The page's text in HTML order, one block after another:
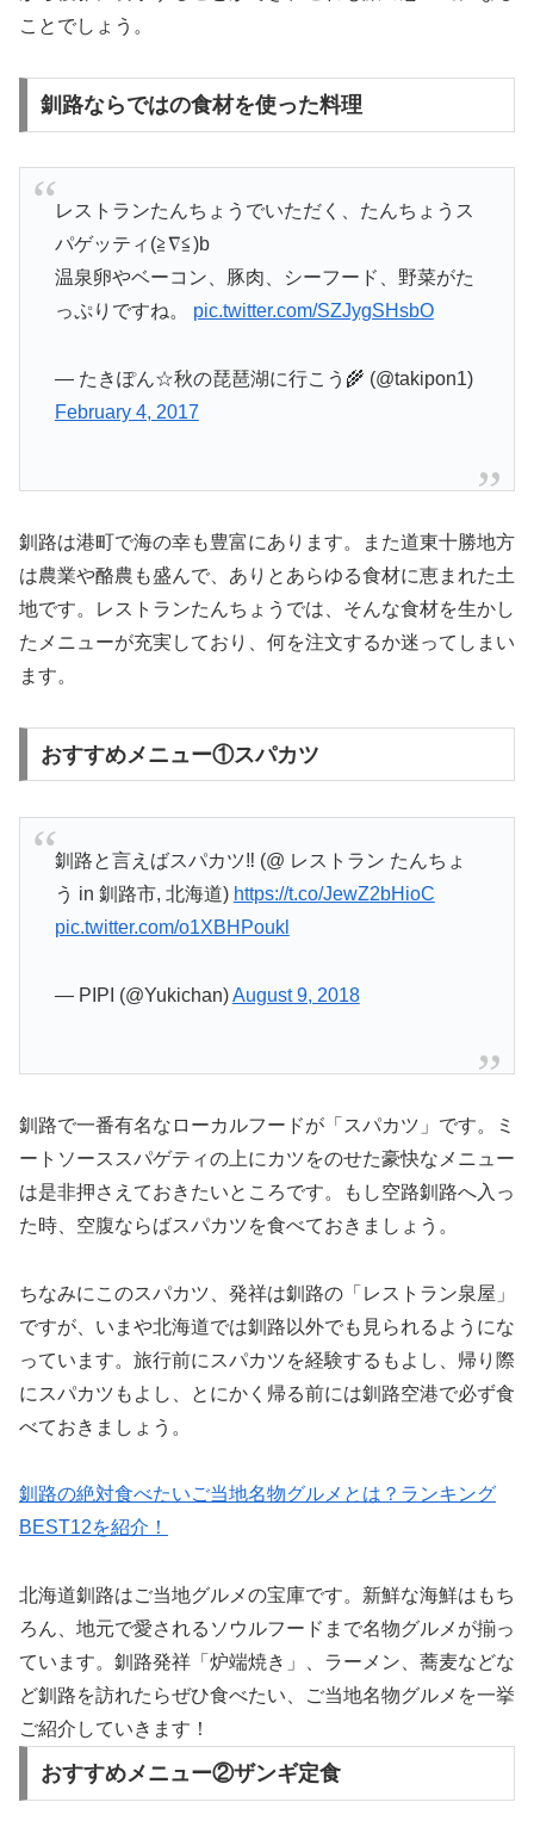
ことでしょう。
釧路ならではの食材を使った料理
レストランたんちょうでいただく、たんちょうス
パゲッティ(≧∇≦)b
温泉卵やベーコン、豚肉、シーフード、野菜がた
っぷりですね。 pic.twitter.com/SZJygSHsbO
— たきぽん☆秋の琵琶湖に行こう🌾 (@takipon1)
February 4, 2017
釧路は港町で海の幸も豊富にあります。また道東十勝地方
は農業や酪農も盛んで、ありとあらゆる食材に恵まれた土
地です。レストランたんちょうでは、そんな食材を生かし
たメニューが充実しており、何を注文するか迷ってしまい
ます。
おすすめメニュー①スパカツ
釧路と言えばスパカツ‼︎ (@ レストラン たんちょ
う in 釧路市, 北海道) https://t.co/JewZ2bHioC
pic.twitter.com/o1XBHPoukl
— PIPI (@Yukichan)August 9, 2018
釧路で一番有名なローカルフードが「スパカツ」です。ミ
ートソーススパゲティの上にカツをのせた豪快なメニュー
は是非押さえておきたいところです。もし空路釧路へ入っ
た時、空腹ならばスパカツを食べておきましょう。
ちなみにこのスパカツ、発祥は釧路の「レストラン泉屋」
ですが、いまや北海道では釧路以外でも見られるようにな
っています。旅行前にスパカツを経験するもよし、帰り際
にスパカツもよし、とにかく帰る前には釧路空港で必ず食
べておきましょう。
釧路の絶対食べたいご当地名物グルメとは？ランキング
BEST12を紹介！
北海道釧路はご当地グルメの宝庫です。新鮮な海鮮はもち
ろん、地元で愛されるソウルフードまで名物グルメが揃っ
ています。釧路発祥「炉端焼き」、ラーメン、蕎麦などな
ど釧路を訪れたらぜひ食べたい、ご当地名物グルメを一挙
ご紹介していきます！
おすすめメニュー②ザンギ定食